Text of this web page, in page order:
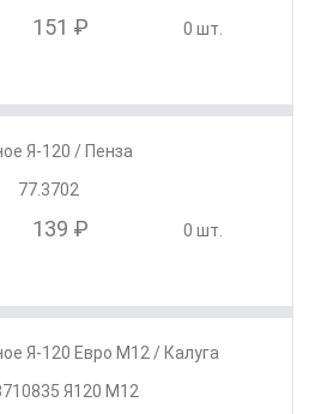
151 ₽ 0 шт.
Я-120 / Пенза
77.3702
139 ₽ 0 шт.
Я-120 Евро М12 / Калуга
Я120 М12